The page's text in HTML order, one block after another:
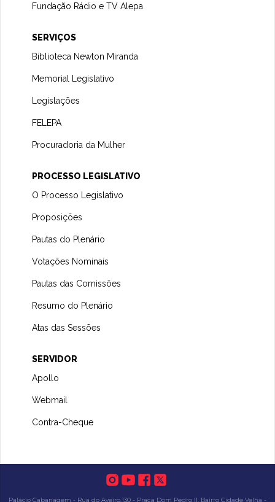
Fundação Rádio e TV Alepa
SERVIÇOS
Biblioteca Newton Miranda
Memorial Legislativo
Legislações
FELEPA
Procuradoria da Mulher
PROCESSO LEGISLATIVO
O Processo Legislativo
Proposições
Pautas do Plenário
Votações Nominais
Pautas das Comissões
Resumo do Plenário
Atas das Sessões
SERVIDOR
Apollo
Webmail
Contra-Cheque
Palácio Cabanagem - Rua do Aveiro,130 - Praça Dom Pedro II, Bairro Cidade Velha -